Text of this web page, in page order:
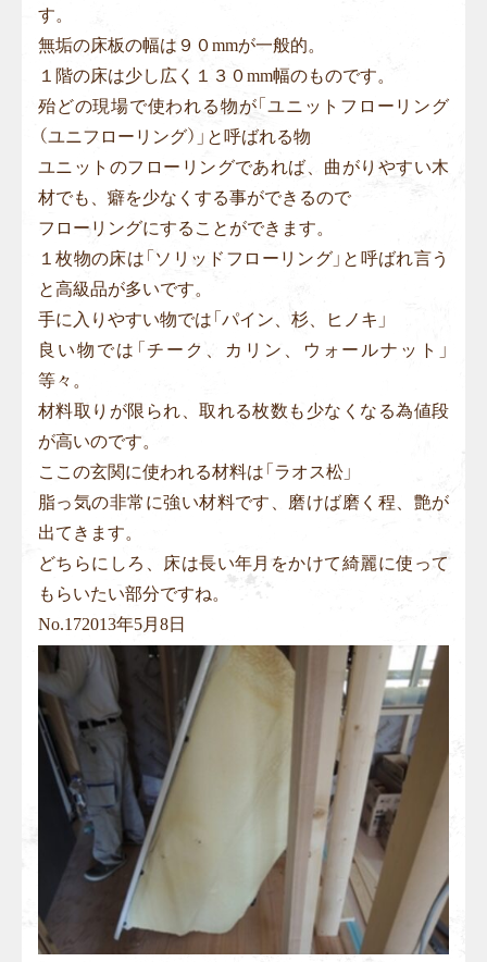
す。
無垢の床板の幅は９０mmが一般的。
１階の床は少し広く１３０mm幅のものです。
殆どの現場で使われる物が「ユニットフローリング
（ユニフローリング）」と呼ばれる物
ユニットのフローリングであれば、曲がりやすい木
材でも、癖を少なくする事ができるので
フローリングにすることができます。
１枚物の床は「ソリッドフローリング」と呼ばれ言う
と高級品が多いです。
手に入りやすい物では「パイン、杉、ヒノキ」
良い物では「チーク、カリン、ウォールナット」
等々。
材料取りが限られ、取れる枚数も少なくなる為値段
が高いのです。
ここの玄関に使われる材料は「ラオス松」
脂っ気の非常に強い材料です、磨けば磨く程、艶が
出てきます。
どちらにしろ、床は長い年月をかけて綺麗に使って
もらいたい部分ですね。
No.172013年5月8日